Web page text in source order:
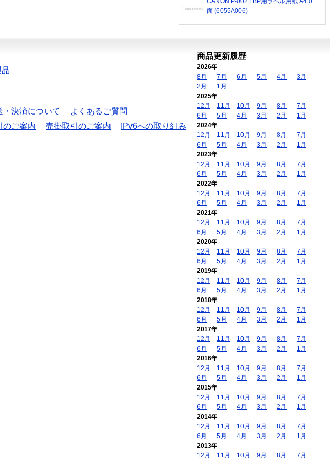
面 (6055A006)
・決済について
よくあるご質問
のご案内 売掛取引のご案内
IPv6への取り組み
商品更新履歴
2026年
8月
7月 6月 5月 4月
3月
2月
1月
2025年
12月
11月 10月 9月 8月
7月
6月
5月 4月 3月 2月
1月
2024年
12月
11月 10月 9月 8月
7月
6月
5月 4月 3月 2月
1月
2023年
12月
11月 10月 9月 8月
7月
6月
5月 4月 3月 2月
1月
2022年
12月
11月 10月 9月 8月
7月
6月
5月 4月 3月 2月
1月
2021年
12月
11月 10月 9月 8月
7月
6月
5月 4月 3月 2月
1月
2020年
12月
11月 10月 9月 8月
7月
6月
5月 4月 3月 2月
1月
2019年
12月
11月 10月 9月 8月
7月
6月
5月 4月 3月 2月
1月
2018年
12月
11月 10月 9月 8月
7月
6月
5月 4月 3月 2月
1月
2017年
12月
11月 10月 9月 8月
7月
6月
5月 4月 3月 2月
1月
2016年
12月
11月 10月 9月 8月
7月
6月
5月 4月 3月 2月
1月
2015年
12月
11月 10月 9月 8月
7月
6月
5月 4月 3月 2月
1月
2014年
12月
11月 10月 9月 8月
7月
6月
5月 4月 3月 2月
1月
2013年
12月
11月 10月 9月 8月 7月